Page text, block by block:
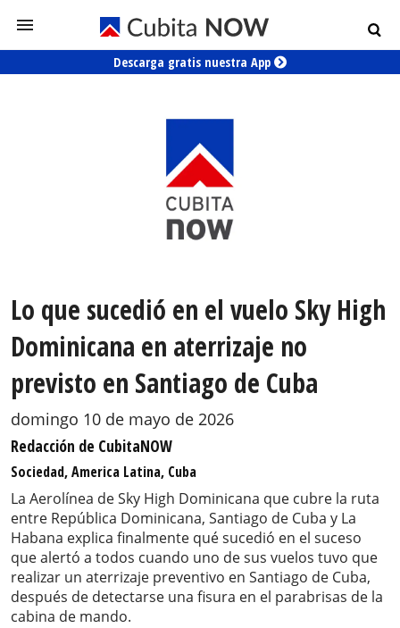
Descarga gratis nuestra App
Lo que sucedió en el vuelo Sky High
Dominicana en aterrizaje no
previsto en Santiago de Cuba
domingo 10 de mayo de 2026
Redacción de CubitaNOW
Sociedad, America Latina, Cuba
La Aerolínea de Sky High Dominicana que cubre la ruta
entre República Dominicana, Santiago de Cuba y La
Habana explica finalmente qué sucedió en el suceso
que alertó a todos cuando uno de sus vuelos tuvo que
realizar un aterrizaje preventivo en Santiago de Cuba,
después de detectarse una fisura en el parabrisas de la
cabina de mando.